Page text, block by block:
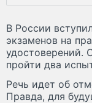
В России
экзаменов на
удостоверений.
пройти два
Речь идет об
Правда, для